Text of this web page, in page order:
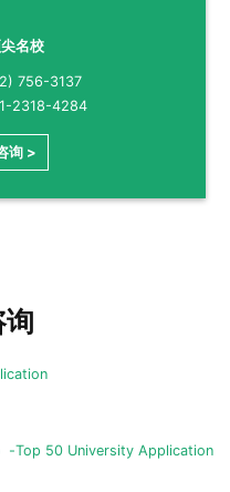
名校
756-3137
2318-4284
询 >